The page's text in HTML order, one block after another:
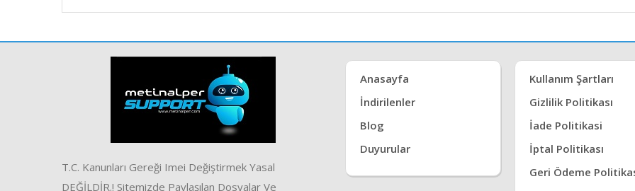
T.C. Kanunları Gereği Imei Değiştirmek Yasal
DEĞİLDİR.! Sitemizde Paylaşılan Dosyalar Ve
Anasayfa
İndirilenler
Blog
Duyurular
Kullanım Şartları
Gizlilik Politikası
İade Politikasi
İptal Politikası
Geri Ödeme